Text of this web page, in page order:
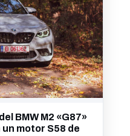
BMW M2 «G87»
motor S58 de